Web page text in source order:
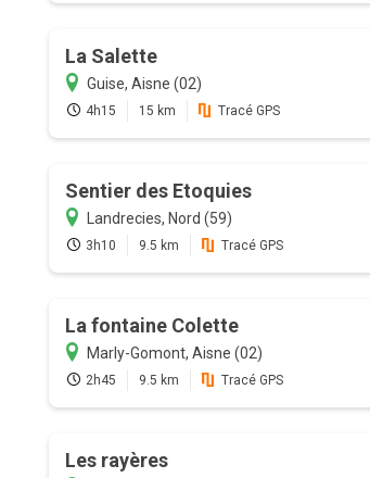
La Salette
Guise, Aisne (02)
4h15 15 km Tracé GPS
Sentier des Etoquies
Landrecies, Nord (59)
3h10 9.5 km Tracé GPS
La fontaine Colette
Marly-Gomont, Aisne (02)
2h45 9.5 km Tracé GPS
Les rayères